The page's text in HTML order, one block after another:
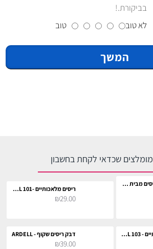
בביקורת.!
לא טוב טוב
המשך
שכדאי לקחת בחשבון
מסיר דבק לריסים מבית ארדל
ריסים מלאכותיים -101 ARDEL
₪29.00
ריסים מלאכותיים - 103 ARDEL דבק ריסים שקוף - ARDELL
₪39.00